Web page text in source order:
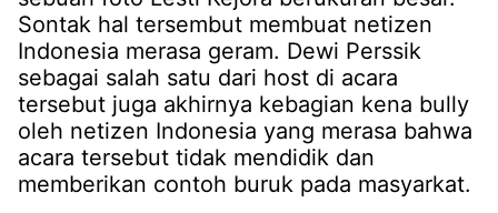
Sontak hal tersembut membuat netizen
Indonesia merasa geram. Dewi Perssik
sebagai salah satu dari host di acara
tersebut juga akhirnya kebagian kena bully
oleh netizen Indonesia yang merasa bahwa
acara tersebut tidak mendidik dan
memberikan contoh buruk pada masyarkat.